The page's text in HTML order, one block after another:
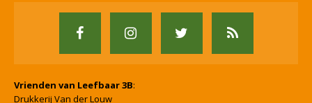
Vrienden van Leefbaar 3B:
Drukkerij Van der Louw